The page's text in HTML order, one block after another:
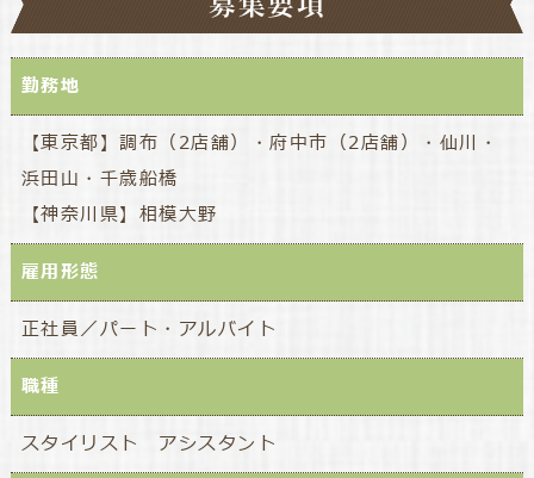
勤務地
【東京都】調布（2店舗）・府中市（2店舗）・仙川・
浜田山・千歳船橋
【神奈川県】相模大野
雇用形態
正社員／パート・アルバイト
職種
スタイリスト アシスタント